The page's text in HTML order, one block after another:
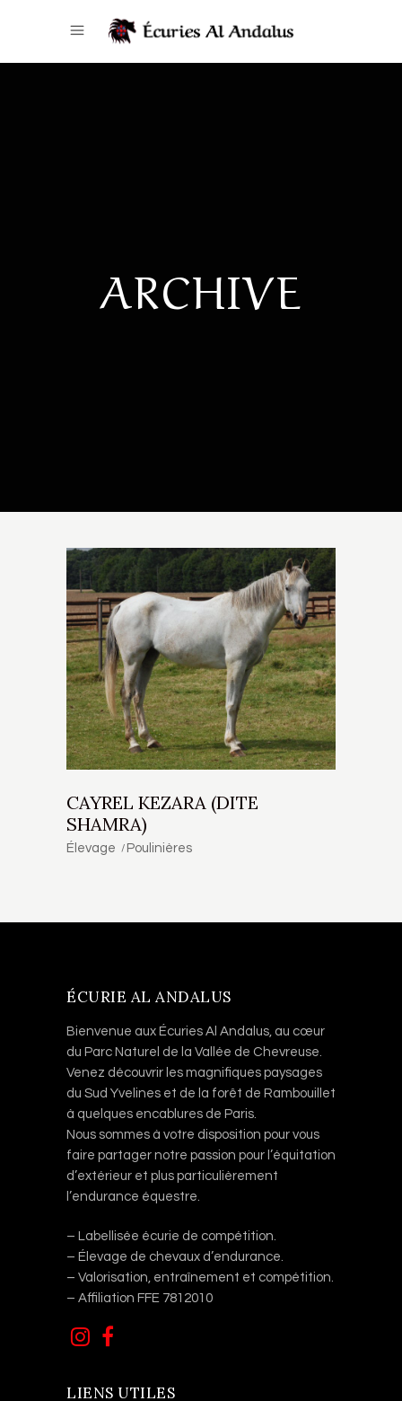
ARCHIVE
CAYREL KEZARA (DITE
SHAMRA)
Élevage Poulinières
ÉCURIE AL ANDALUS
Bienvenue aux Écuries Al Andalus, au cœur
du Parc Naturel de la Vallée de Chevreuse.
Venez découvrir les magnifiques paysages
du Sud Yvelines et de la forêt de Rambouillet
à quelques encablures de Paris.
Nous sommes à votre disposition pour vous
faire partager notre passion pour l’équitation
d’extérieur et plus particulièrement
l’endurance équestre.
– Labellisée écurie de compétition.
– Élevage de chevaux d’endurance.
– Valorisation, entraînement et compétition.
– Affiliation FFE 7812010
LIENS UTILES